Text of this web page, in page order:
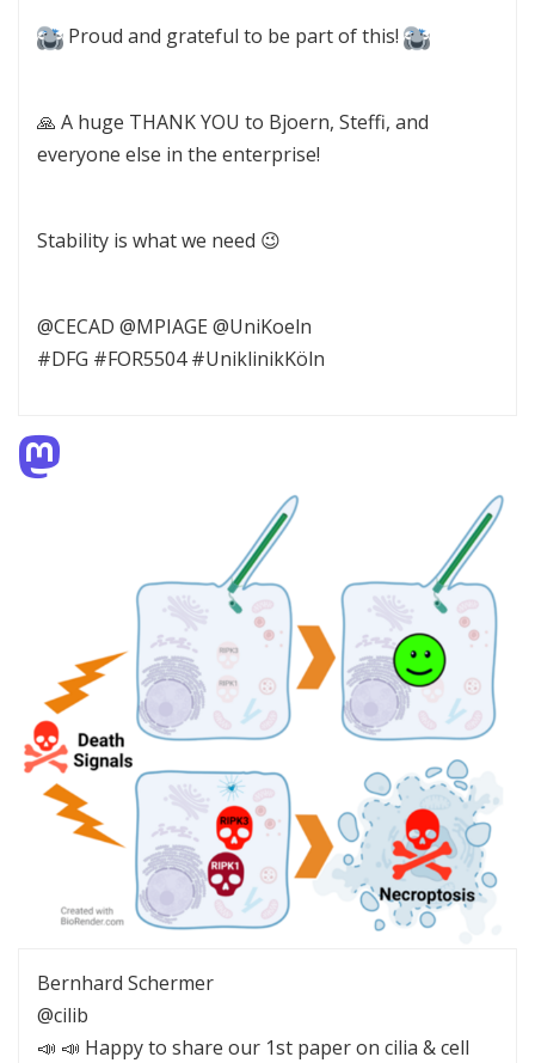
Proud and grateful to be part of this!
🙏 A huge THANK YOU to Bjoern, Steffi, and
everyone else in the enterprise!
Stability is what we need 😉
@CECAD @MPIAGE @UniKoeln
#DFG #FOR5504 #UniklinikKöln
Bernhard Schermer
@cilib
📣 📣 Happy to share our 1st paper on cilia & cell